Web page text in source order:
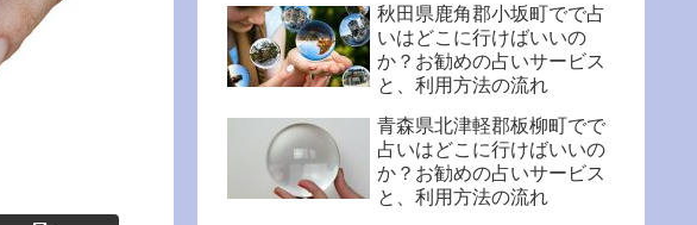
秋田県鹿角郡小坂町でで占
いはどこに行けばいいの
か？お勧めの占いサービス
と、利用方法の流れ
青森県北津軽郡板柳町でで
占いはどこに行けばいいの
か？お勧めの占いサービス
と、利用方法の流れ